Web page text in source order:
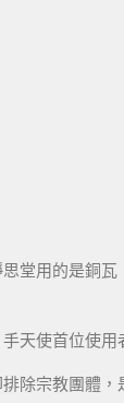
堂用的是銅瓦
手天使首位使
排除宗教團體